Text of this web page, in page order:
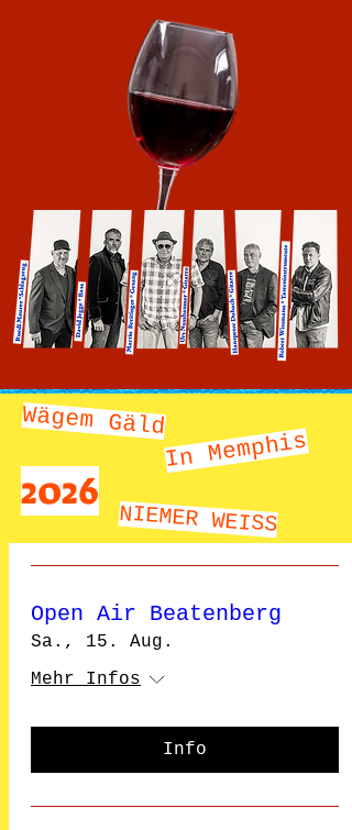
In Memphis
Wägem Gäld
2026
NIEMER WEISS
Open Air Beatenberg
Sa., 15. Aug.
Mehr Infos
Info